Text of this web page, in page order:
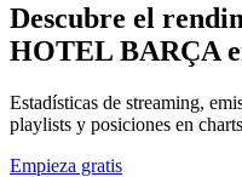
Descubre el
HOTEL BARÇA
Estadísticas de streaming,
playlists y posiciones en
Empieza gratis